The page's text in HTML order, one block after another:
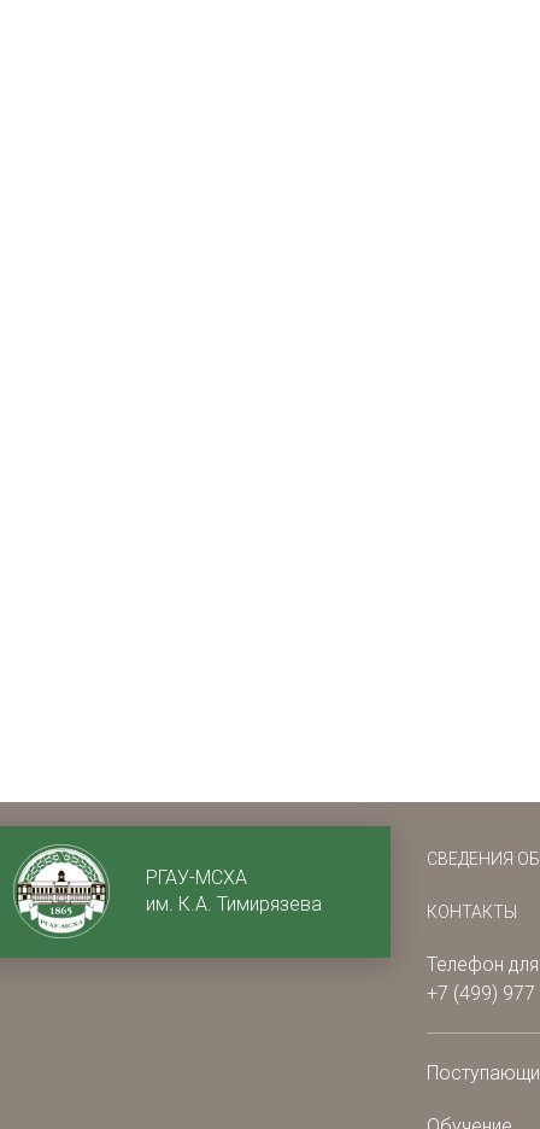
РГАУ-МСХА
им. К.А. Тимирязева
СВЕДЕНИЯ
КОНТАКТЫ
Телефон
+7 (499) 977